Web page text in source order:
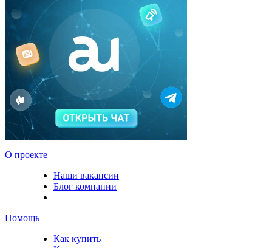
О проекте
Наши вакансии
Блог компании
Помощь
Как купить